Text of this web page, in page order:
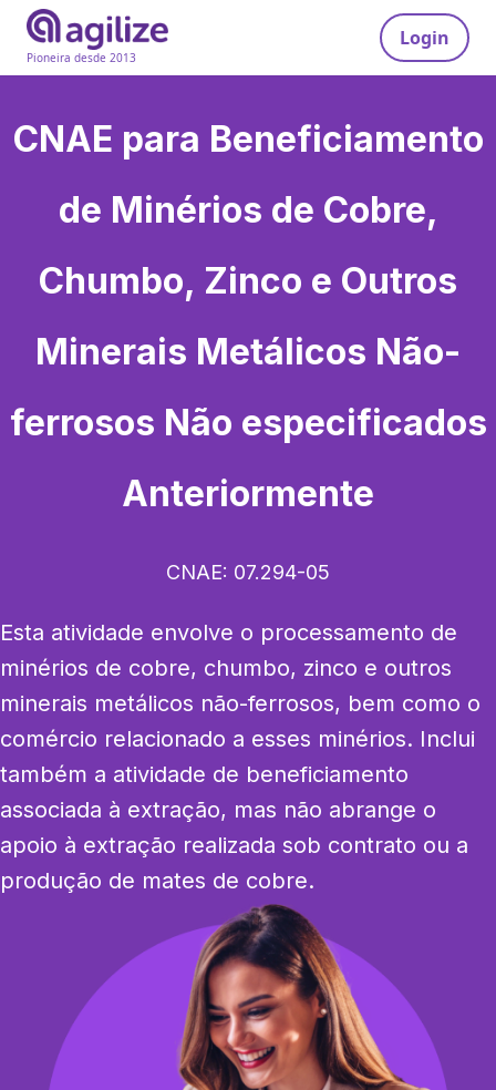
Pioneira desde 2013
Login
CNAE para Beneficiamento
de Minérios de Cobre,
Chumbo, Zinco e Outros
Minerais Metálicos Não-
ferrosos Não especificados
Anteriormente
CNAE: 07.294-05
Esta atividade envolve o processamento de
minérios de cobre, chumbo, zinco e outros
minerais metálicos não-ferrosos, bem como o
comércio relacionado a esses minérios. Inclui
também a atividade de beneficiamento
associada à extração, mas não abrange o
apoio à extração realizada sob contrato ou a
produção de mates de cobre.